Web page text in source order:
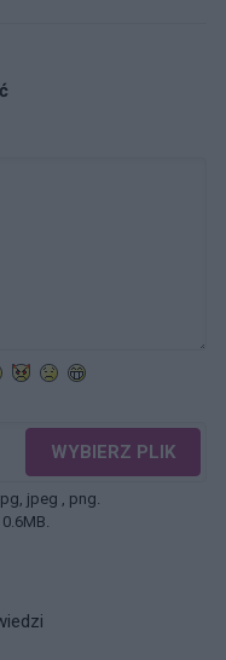
WYBIERZ PLIK
jpeg , png.